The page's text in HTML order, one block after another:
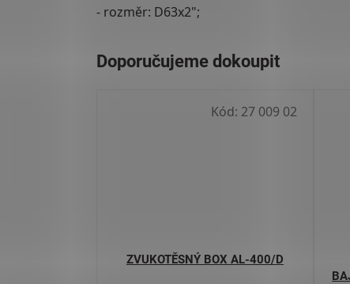
- rozměr: D63x2";
ZVUKOTĚSNÝ BOX AL-400/D
Kód: 27 009 02